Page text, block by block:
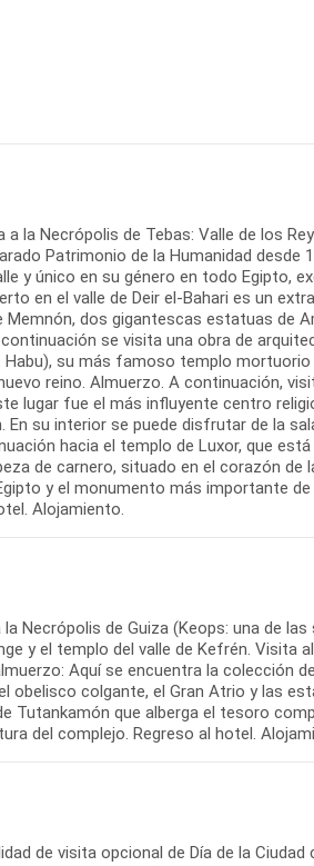
a la Necrópolis de Tebas: Valle de los
Patrimonio de la Humanidad
y único en su género en todo Egipto,
en el valle de Deir el-Bahari es un
dos gigantescas estatuas de
continuación se visita una obra de
Habu), su más famoso templo
reino. Almuerzo. A continuación,
lugar fue el más influyente centro
su interior se puede disfrutar de la
hacia el templo de Luxor, que
de carnero, situado en el corazón
y el monumento más importante de
Alojamiento.
Necrópolis de Guiza (Keops: una de
y el templo del valle de Kefrén. Visita
Aquí se encuentra la colección
obelisco colgante, el Gran Atrio y las
Tutankamón que alberga el tesoro
del complejo. Regreso al hotel.
de visita opcional de Día de la